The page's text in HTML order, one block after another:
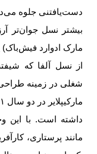
دست‌یافتنی جلوه
بیشتر نسل جوان‌تر
مارک ادوارد فیش‌باک)
از نسل آلفا که
شغلی در زمینه
داشته است. با این
مانند پرستاری،